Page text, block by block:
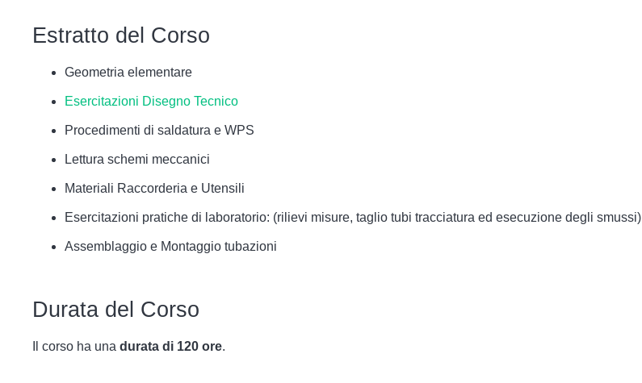
Estratto del Corso
Geometria elementare
Esercitazioni Disegno Tecnico
Procedimenti di saldatura e WPS
Lettura schemi meccanici
Materiali Raccorderia e Utensili
Esercitazioni pratiche di laboratorio: (rilievi misure, taglio tubi tracciatura ed esecuzione degli smussi)
Assemblaggio e Montaggio tubazioni
Durata del Corso
Il corso ha una durata di 120 ore.